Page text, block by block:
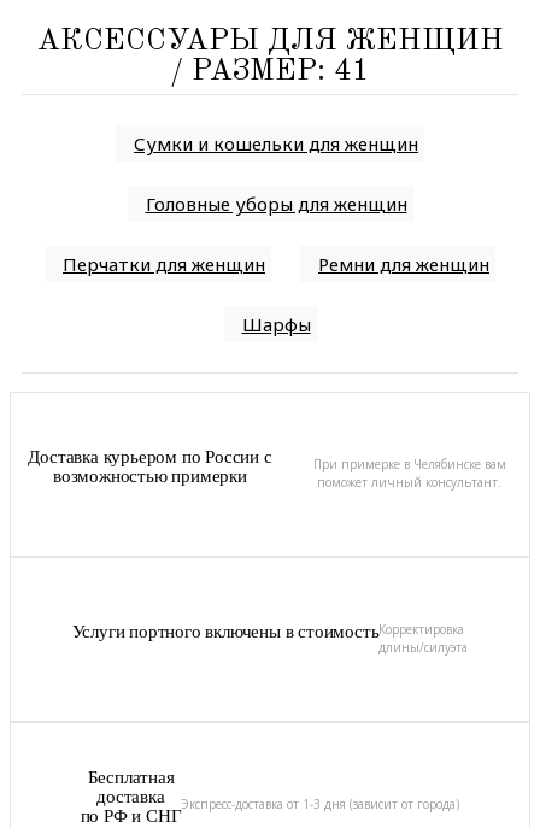
АКСЕССУАРЫ ДЛЯ ЖЕНЩИН
/ РАЗМЕР: 41
Сумки и кошельки для женщин
Головные уборы для женщин
Перчатки для женщин Ремни для женщин
Шарфы
Доставка курьером по России с
возможностью примерки
При примерке в Челябинске вам
поможет личный консультант.
Услуги портного включены в стоимостьКорректировка
длины/силуэта
Бесплатная
доставка
по РФ и СНГ
Экспресс-доставка от 1-3 дня (зависит от города)